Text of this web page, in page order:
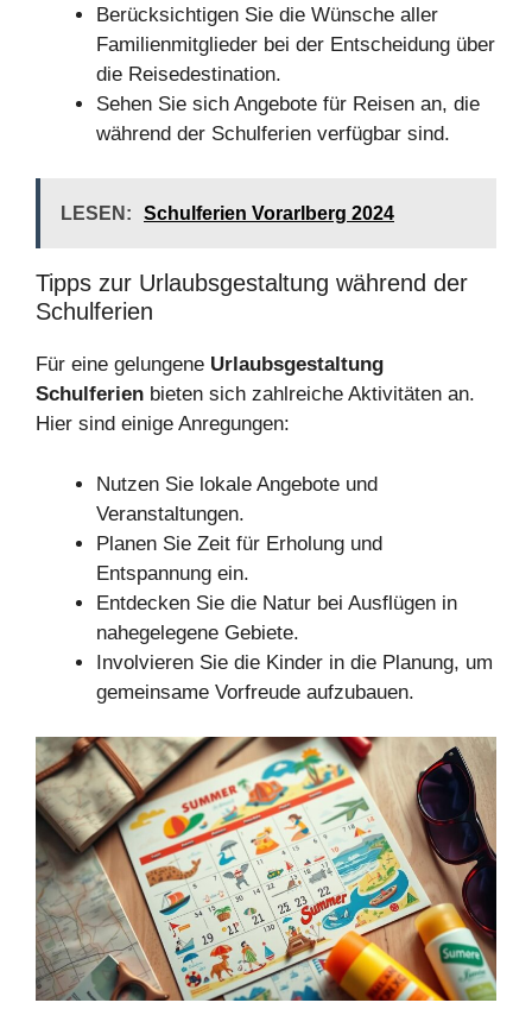
Berücksichtigen Sie die Wünsche aller
Familienmitglieder bei der Entscheidung über
die Reisedestination.
Sehen Sie sich Angebote für Reisen an, die
während der Schulferien verfügbar sind.
LESEN: Schulferien Vorarlberg 2024
Tipps zur Urlaubsgestaltung während der
Schulferien
Für eine gelungene Urlaubsgestaltung
Schulferien bieten sich zahlreiche Aktivitäten an.
Hier sind einige Anregungen:
Nutzen Sie lokale Angebote und
Veranstaltungen.
Planen Sie Zeit für Erholung und
Entspannung ein.
Entdecken Sie die Natur bei Ausflügen in
nahegelegene Gebiete.
Involvieren Sie die Kinder in die Planung, um
gemeinsame Vorfreude aufzubauen.